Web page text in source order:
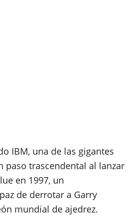
IBM, una de las gigantes
paso trascendental al lanzar
en 1997, un
de derrotar a Garry
mundial de ajedrez.